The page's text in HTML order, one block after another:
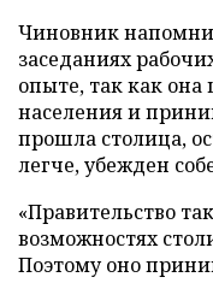
Чиновник
заседаниях
опыте, так как
населения и
прошла столица,
легче, убежден
«Правительство
возможностях
Поэтому оно